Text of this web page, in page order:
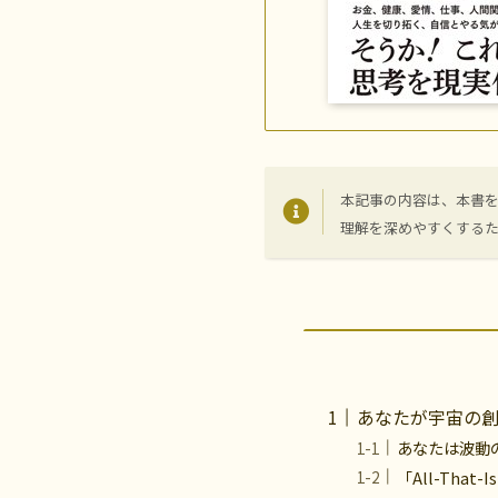
本記事の内容は、本書
理解を深めやすくする
あなたが宇宙の
あなたは波動
「All-That-